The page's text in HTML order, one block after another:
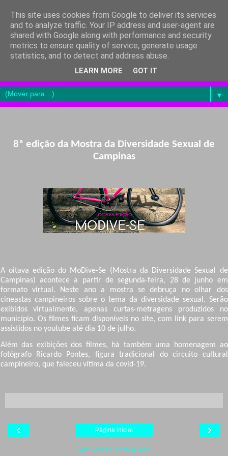
▼
8ª edição da Mostra da Diversidade Sexual de
Campinas
A oitava edição do MoDive-Se (Mostra da Diversidade Sexual de
Campinas) acontece a partir de segunda-feira, 28 de junho em
formato virtual. Neste ano a mostra se debruça no olhar dos
cineastas campineiros sobre o tema da diversidade sexual. Serão
exibidos virtualmente, apenas curtas-metragens produzidos no
município. Os filmes ficam disponíveis no site, com link para serem
assistidos no youtube até dia 10 de julho.
Além das exibições dos filmes, há também uma homenagem ao
fotógrafo Ricardo Pontes, figura tradicional do circuito cultural
campineiro, que faleceu vítima da covid-19.
‹ ›
Página inicial
Ver versão para a web
This site uses cookies from Google to deliver its services
and to analyze traffic. Your IP address and user-agent are
shared with Google along with performance and security
metrics to ensure quality of service, generate usage
statistics, and to detect and address abuse.
LEARN MORE GOT IT